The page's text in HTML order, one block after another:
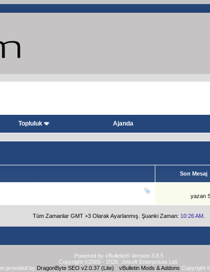
Topluluk Ajanda
Son Mesaj
yazan
Tüm Zamanlar GMT +3 Olarak Ayarlanmış. Şuanki Zaman: 10:26 AM.
Powered by vBulletin® Version 3.8.5
Copyright ©2000 - 2026, Jelsoft Enterprises Ltd.
provided by DragonByte SEO v2.0.37 (Lite) - vBulletin Mods & Addons Copyright